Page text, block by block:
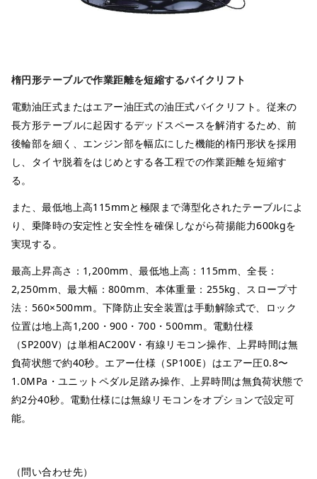
楕円形テーブルで作業距離を短縮するバイクリフト
電動油圧式またはエアー油圧式の油圧式バイクリフト。従来の
長方形テーブルに起因するデッドスペースを解消するため、前
後輪部を細く、エンジン部を幅広にした機能的楕円形状を採用
し、タイヤ脱着をはじめとする各工程での作業距離を短縮す
る。
また、最低地上高115mmと極限まで薄型化されたテーブルによ
り、乗降時の安定性と安全性を確保しながら荷揚能力600kgを
実現する。
最高上昇高さ：1,200mm、最低地上高：115mm、全長：
2,250mm、最大幅：800mm、本体重量：255kg、スロープ寸
法：560×500mm。下降防止安全装置は手動解除式で、ロック
位置は地上高1,200・900・700・500mm。電動仕様
（SP200V）は単相AC200V・有線リモコン操作、上昇時間は無
負荷状態で約40秒。エアー仕様（SP100E）はエアー圧0.8〜
1.0MPa・ユニットペダル足踏み操作、上昇時間は無負荷状態で
約2分40秒。電動仕様には無線リモコンをオプションで設定可
能。
（問い合わせ先）